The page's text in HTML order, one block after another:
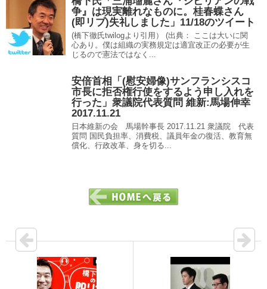
争』は現実離れなものに。桂春蝶さん
(即リプ)失礼しました」11/18のツイート
(橋下徹氏twilogより引用） (出典： ここは大いに関
心あり。僕は組織の実務規定は適宜改正の必要が生
じるので憲法ではなく...
安倍首相「(慰安婦像)サンフランシスコ
市長に拒否権行使をするよう申し入れを
行った」衆議院代表質問 維新:馬場伸幸
2017.11.21
日本維新の会 馬場幹事長 2017.11.21 衆議院 代表
質問 国民負担率、消費税、議員年金の復活、教育無
償化、行政改革、身を切る...